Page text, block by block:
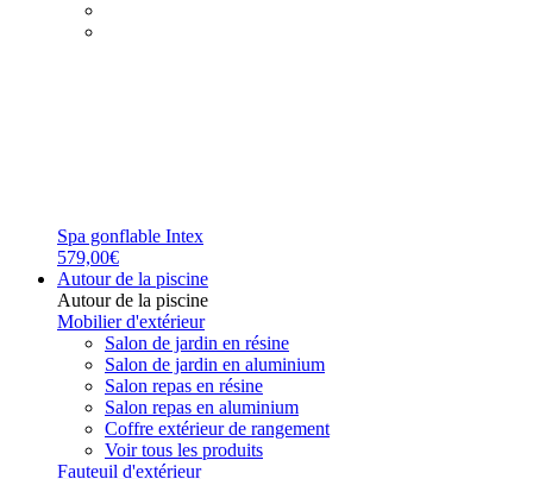
Spa gonflable Intex
579,00€
Autour de la piscine
Autour de la piscine
Mobilier d'extérieur
Salon de jardin en résine
Salon de jardin en aluminium
Salon repas en résine
Salon repas en aluminium
Coffre extérieur de rangement
Voir tous les produits
Fauteuil d'extérieur